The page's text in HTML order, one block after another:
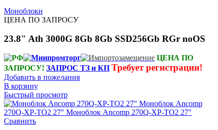
Моноблоки
ЦЕНА ПО ЗАПРОСУ
23.8" Ath 3000G 8Gb 8Gb SSD256Gb RGr noOS
ЦЕНА ПО
ЗАПРОСУ! ЗАПРОС ТЗ и КП Требует регистрации!
Добавить в пожелания
В корзину
Быстрый просмотр
Сравнить